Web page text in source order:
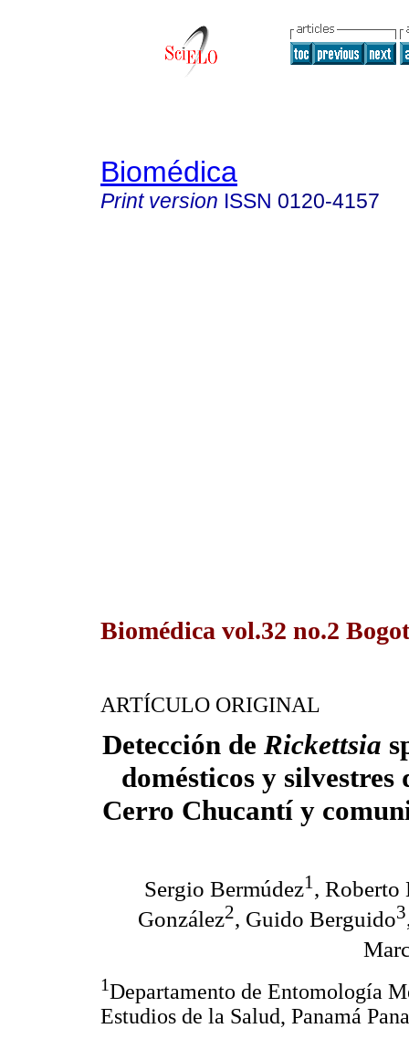
Biomédica
Print version ISSN 0120-4157
Biomédica vol.32 no.2
ARTÍCULO ORIGINAL
Detección de Rickettsia
domésticos y
Cerro Chucantí y
Sergio Bermúdez1 , Roberto
González2, Guido Berguido3
1Departamento de Entomología
Estudios de la Salud, Panamá